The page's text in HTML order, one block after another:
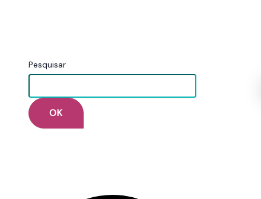
Pesquisar
OK